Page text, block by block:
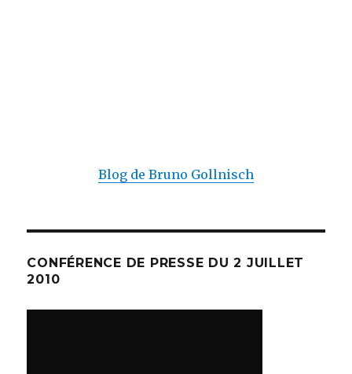
Blog de Bruno Gollnisch
CONFÉRENCE DE PRESSE DU 2 JUILLET
2010